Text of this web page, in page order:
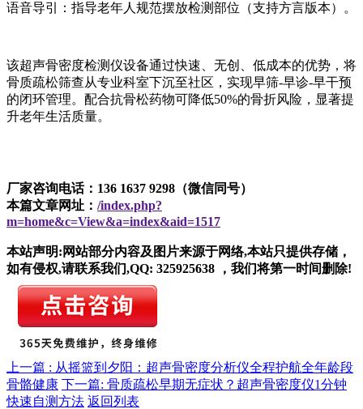
语音导引：指导老年人规范摆放检测部位（支持方言版本）。
该超声骨密度检测仪设备通过快速、无创、低成本的优势，将
骨质疏松筛查从专业科室下沉至社区，实现早筛-早诊-早干预
的闭环管理。配合抗骨松药物可降低50%的骨折风险，显著提
升老年生活质量。
厂家咨询电话：136 1637 9298（微信同号）
本篇文章网址： /index.php?
m=home&c=View&a=index&aid=1517
本站声明:网站部分内容及图片来源于网络,本站只提供存储，
如有侵权,请联系我们,QQ: 325925638 ，我们将第一时间删除!
上一篇 : 从摇篮到夕阳：超声骨密度分析仪全程护航全年龄段
骨骼健康 下一篇: 骨质疏松早期无症状？超声骨密度仪1分钟
快速自测方法 返回列表